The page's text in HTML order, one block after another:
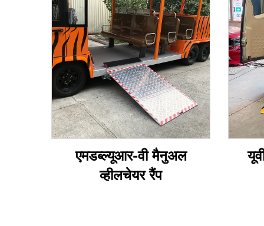
एमडब्ल्यूआर-वी मैनुअल
व्हीलचेयर रैंप